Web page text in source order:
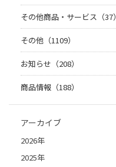
その他商品・サービス（37）
その他（1109）
お知らせ（208）
商品情報（188）
アーカイブ
2026年
2025年